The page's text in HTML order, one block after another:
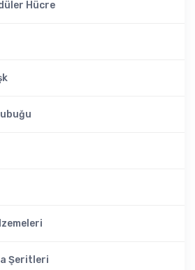
Hücre
Şeritleri